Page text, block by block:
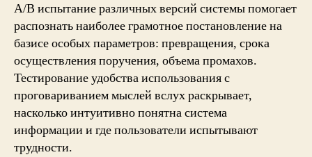
A/B испытание различных версий системы помогает
распознать наиболее грамотное постановление на
базисе особых параметров: превращения, срока
осуществления поручения, объема промахов.
Тестирование удобства использования с
проговариванием мыслей вслух раскрывает,
насколько интуитивно понятна система
информации и где пользователи испытывают
трудности.